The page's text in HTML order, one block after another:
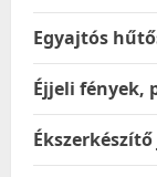
Egyajtós
Éjjeli fények,